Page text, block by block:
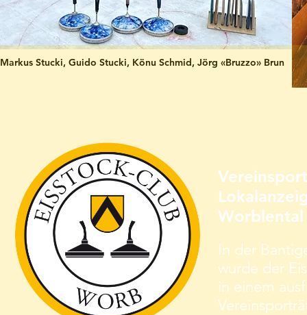
Markus Stucki, Guido Stucki, Könu Schmid, Jörg «Bruzzo» Brun
Worblental
In der
wurde der
in einem